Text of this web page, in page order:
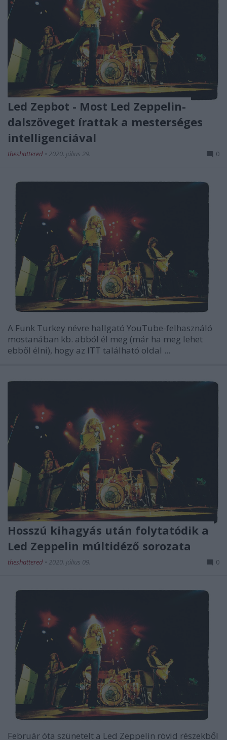
Led Zepbot - Most Led Zeppelin-
dalszöveget írattak a mesterséges
intelligenciával
theshattered • 2020. július 29. 0
A Funk Turkey névre hallgató YouTube-felhasználó
mostanában kb. abból él meg (már ha meg lehet
ebből élni), hogy az ITT található oldal ...
Hosszú kihagyás után folytatódik a
Led Zeppelin múltidéző sorozata
theshattered • 2020. július 09. 0
Február óta szünetelt a Led Zeppelin rövid részekből